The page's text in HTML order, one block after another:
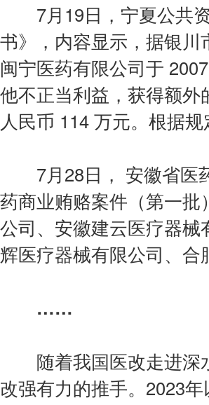
7月19日，宁夏公共资
书》，内容显示，据银
闽宁医药有限公司于
他不正当利益，获得额
人民币 114 万元。根据
7月28日， 安徽省医
药商业贿赂案件（第一
公司、安徽建云医疗器
辉医疗器械有限公司、
……
随着我国医改走进深
改强有力的推手。2023